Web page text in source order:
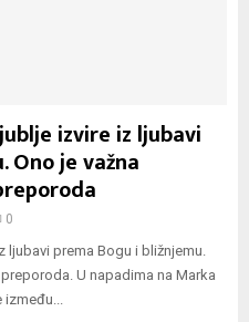
izvire iz ljubavi
Ono je važna
0
ljubavi prema Bogu i bližnjemu.
U napadima na Marka
između...